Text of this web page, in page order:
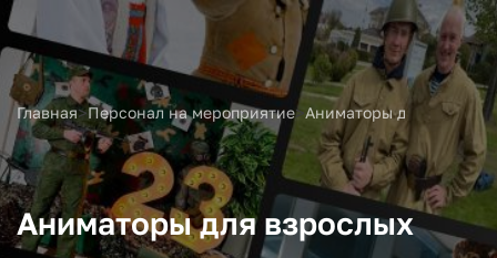
Главная>Персонал на мероприятие>Аниматоры для
Аниматоры для взрослых